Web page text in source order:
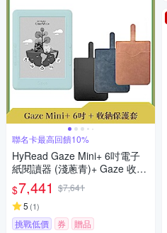
聯名卡最高回饋10%
HyRead Gaze Mini+ 6吋電子
紙閱讀器 (淺蔥青)+ Gaze 收納
保護套 (組合)
$7,441 $7,641
5 (1)
挑戰低價 券 贈品